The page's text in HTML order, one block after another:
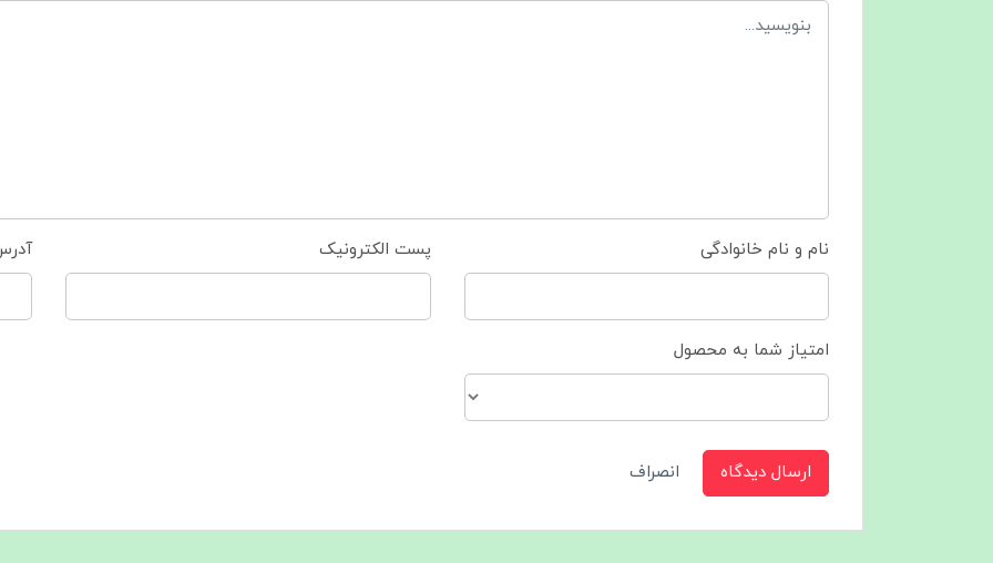
نام و نام خانوادگی پست الکترونیک
امتیاز شما به محصول
ارسال دیدگاه انصراف